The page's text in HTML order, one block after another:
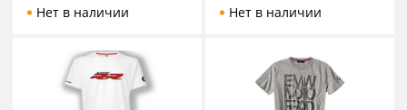
Нет в наличии
Нет в наличии